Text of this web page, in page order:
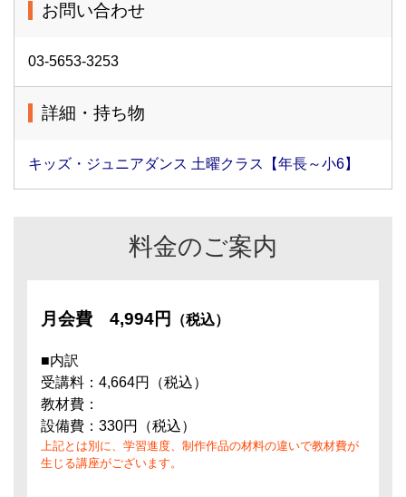
お問い合わせ
03-5653-3253
詳細・持ち物
キッズ・ジュニアダンス 土曜クラス【年長～小6】
料金のご案内
月会費 4,994円 （税込）
■内訳
受講料：4,664円（税込）
教材費：
設備費：330円（税込）
上記とは別に、学習進度、制作作品の材料の違いで教材費が
生じる講座がございます。